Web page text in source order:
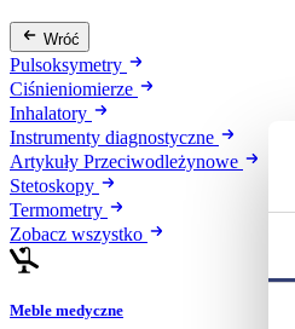
Wróć
Pulsoksymetry
Ciśnieniomierze
Inhalatory
Instrumenty diagnostyczne
Artykuły Przeciwodleżynowe
Stetoskopy
Termometry
Zobacz wszystko
Meble medyczne